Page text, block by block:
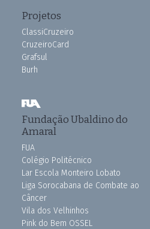
Projetos
ClassiCruzeiro
CruzeiroCard
Grafsul
Burh
Fundação Ubaldino do
Amaral
FUA
Colégio Politécnico
Lar Escola Monteiro Lobato
Liga Sorocabana de Combate ao
Câncer
Vila dos Velhinhos
Pink do Bem OSSEL